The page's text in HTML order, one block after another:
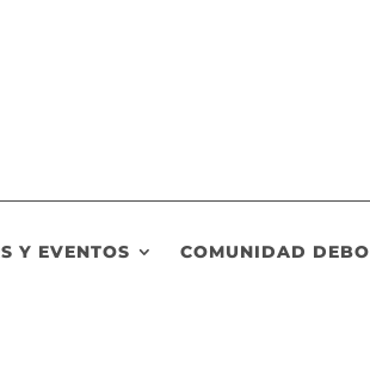
Y EVENTOS COMUNIDAD DEBO